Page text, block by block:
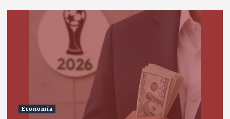
Economía